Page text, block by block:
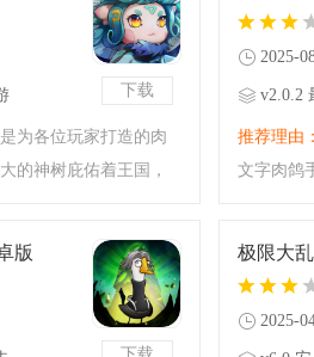
下载
为各位玩家打造的肉
的神树庇佑着王国，
的玩家快来本站下载
2025-
v2.0.2
推荐理由：
文字肉鸽
收集武
版 极限大
2025-